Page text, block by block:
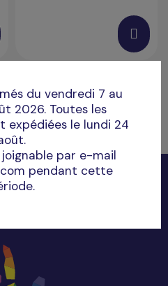
du vendredi 7 au
2026. Toutes les
expédiées le lundi 24
par e-mail
pendant cette